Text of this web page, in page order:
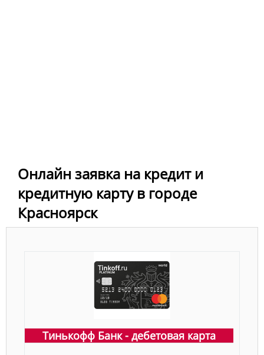
Онлайн заявка на кредит и
кредитную карту в городе
Красноярск
Тинькофф Банк - дебетовая карта